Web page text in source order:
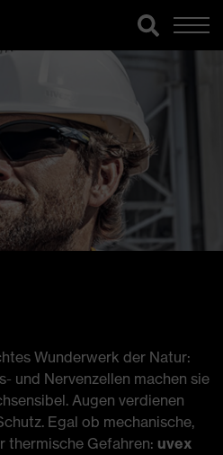
Wunderwerk der Natur:
und Nervenzellen machen sie
Augen verdienen
Egal ob mechanische,
thermische Gefahren: uvex